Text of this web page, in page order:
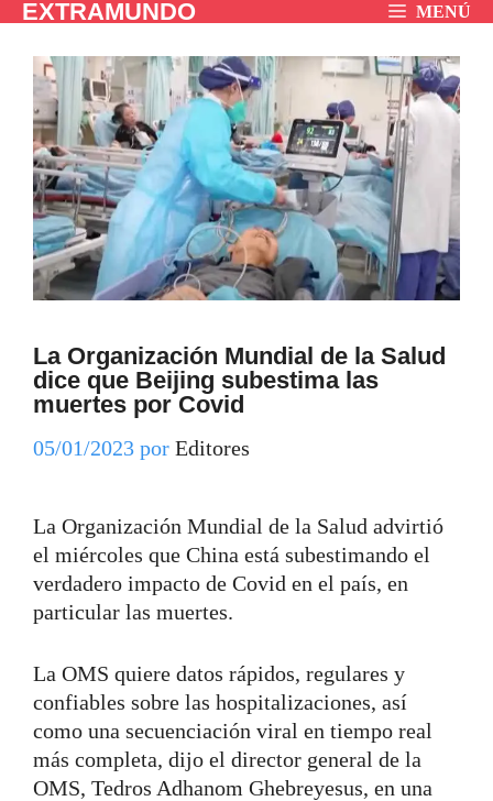
Saltar
contenido
EXTRAMUNDO MENÚ
La Organización Mundial de la Salud
dice que Beijing subestima las
muertes por Covid
05/01/2023 por Editores
La Organización Mundial de la Salud advirtió
el miércoles que China está subestimando el
verdadero impacto de Covid en el país, en
particular las muertes.
La OMS quiere datos rápidos, regulares y
confiables sobre las hospitalizaciones, así
como una secuenciación viral en tiempo real
más completa, dijo el director general de la
OMS, Tedros Adhanom Ghebreyesus, en una